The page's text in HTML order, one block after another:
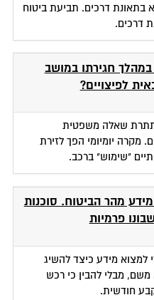
בתאונת דרכים. תביעת ביטוח
דרכים.
חגירתו במושב
לפיצויים?
שאלה משפטית
מקרה יומיומי הפך לזירת
"שימוש" ברכב.
מהר הביטוח. סוכנות
פרמיות
למצוא מידע כיצד להשיג
מבלי להבין כי רכש
חודשית.